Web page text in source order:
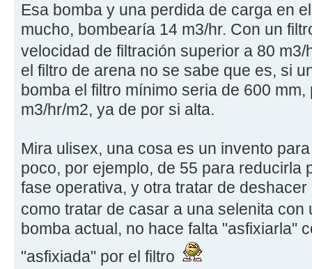
Esa bomba y una perdida de carga en
mucho, bombearía 14 m3/hr. Con un
velocidad de filtración superior a 80
el filtro de arena no se sabe que es, si
bomba el filtro mínimo seria de 600
m3/hr/m2, ya de por si alta.
Mira ulisex, una cosa es un invento
poco, por ejemplo, de 55 para reducirla
fase operativa, y otra tratar de
como tratar de casar a una selenita
bomba actual, no hace falta "asfixiarla"
"asfixiada" por el filtro